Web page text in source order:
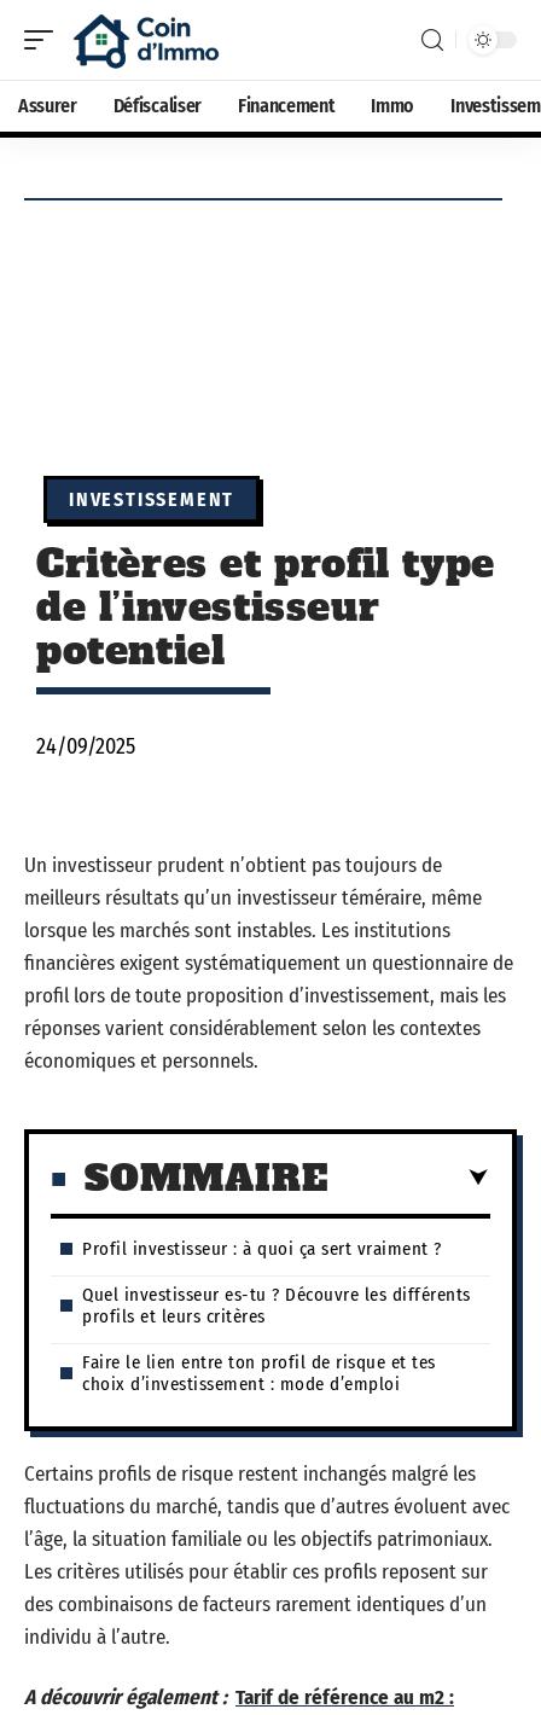
Assurer Défiscaliser Financement Immo
INVESTISSEMENT
Critères et profil type
de l’investisseur
potentiel
24/09/2025
Un investisseur prudent n’obtient pas toujours de
meilleurs résultats qu’un investisseur téméraire, même
lorsque les marchés sont instables. Les institutions
financières exigent systématiquement un questionnaire de
profil lors de toute proposition d’investissement, mais les
réponses varient considérablement selon les contextes
économiques et personnels.
SOMMAIRE
Profil investisseur : à quoi ça sert vraiment ?
Quel investisseur es-tu ? Découvre les différents
profils et leurs critères
Faire le lien entre ton profil de risque et tes
choix d’investissement : mode d’emploi
Certains profils de risque restent inchangés malgré les
fluctuations du marché, tandis que d’autres évoluent avec
l’âge, la situation familiale ou les objectifs patrimoniaux.
Les critères utilisés pour établir ces profils reposent sur
des combinaisons de facteurs rarement identiques d’un
individu à l’autre.
A découvrir également : Tarif de référence au m2 :